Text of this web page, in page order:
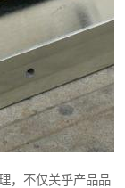
，不仅关乎产品品